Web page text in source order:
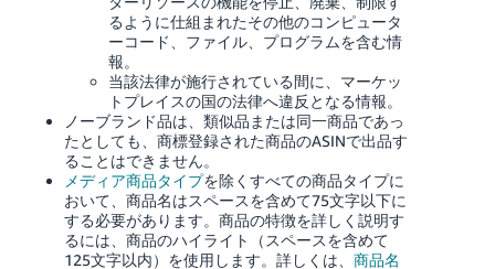
るように仕組まれたその他のコンピュータ
ーコード、ファイル、プログラムを含む情
報。
当該法律が施行されている間に、マーケッ
トプレイスの国の法律へ違反となる情報。
ノーブランド品は、類似品または同一商品であっ
たとしても、商標登録された商品のASINで出品す
ることはできません。
メディア商品タイプを除くすべての商品タイプに
おいて、商品名はスペースを含めて75文字以下に
する必要があります。商品の特徴を詳しく説明す
るには、商品のハイライト（スペースを含めて
125文字以内）を使用します。詳しくは、 商品名